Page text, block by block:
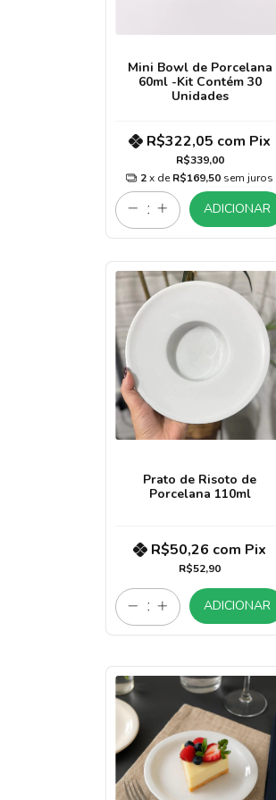
Mini Bowl de Porcelana
60ml -Kit Contém 30
Unidades
R$339,00
R$322,05 com Pix
2x de R$169,50 sem juros
ADICIONAR
Prato de Risoto de
Porcelana 110ml
R$52,90
R$50,26 com Pix
ADICIONAR